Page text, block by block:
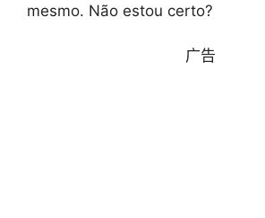
mesmo. Não estou certo?
广告